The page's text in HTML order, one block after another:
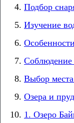
Подбор
Изучение
Соблюдение
Выбор
Озера и
1. Озеро